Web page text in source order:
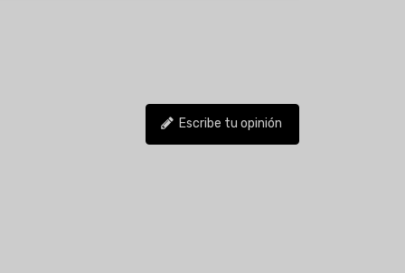
Escribe tu opinión